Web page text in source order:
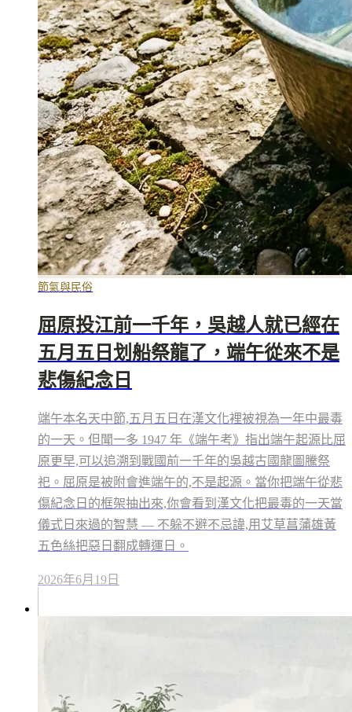
節氣與民俗
屈原投江前一千年，吳越人就已經在
五月五日划船祭龍了，端午從來不是
悲傷紀念日
端午本名天中節,五月五日在漢文化裡被視為一年中最毒
的一天。但聞一多 1947 年《端午考》指出端午起源比屈
原更早,可以追溯到戰國前一千年的吳越古國龍圖騰祭
祀。屈原是被附會進端午的,不是起源。當你把端午從悲
傷紀念日的框架抽出來,你會看到漢文化把最毒的一天當
儀式日來過的智慧 — 不躲不避不忌諱,用艾草菖蒲雄黃
五色絲把惡日翻成轉運日。
2026年6月19日